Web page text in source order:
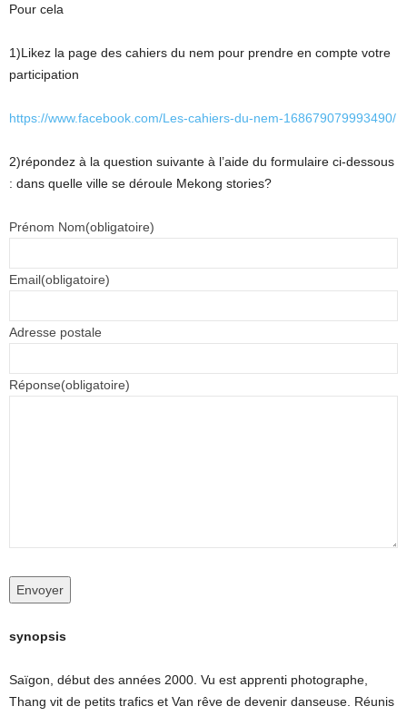
Pour cela
1)Likez la page des cahiers du nem pour prendre en compte votre
participation
https://www.facebook.com/Les-cahiers-du-nem-168679079993490/
2)répondez à la question suivante à l’aide du formulaire ci-dessous
: dans quelle ville se déroule Mekong stories?
Prénom Nom(obligatoire)
Email(obligatoire)
Adresse postale
Réponse(obligatoire)
Envoyer
synopsis
Saïgon, début des années 2000. Vu est apprenti photographe,
Thang vit de petits trafics et Van rêve de devenir danseuse. Réunis